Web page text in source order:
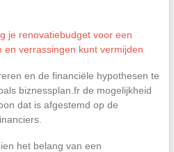
je renovatiebudget voor een
verrassingen kunt vermijden
en de financiële hypothesen te
biznessplan.fr de mogelijkheid
dat is afgestemd op de
het belang van een